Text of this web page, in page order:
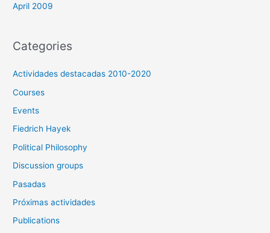
April 2009
Categories
Actividades destacadas 2010-2020
Courses
Events
Fiedrich Hayek
Political Philosophy
Discussion groups
Pasadas
Próximas actividades
Publications